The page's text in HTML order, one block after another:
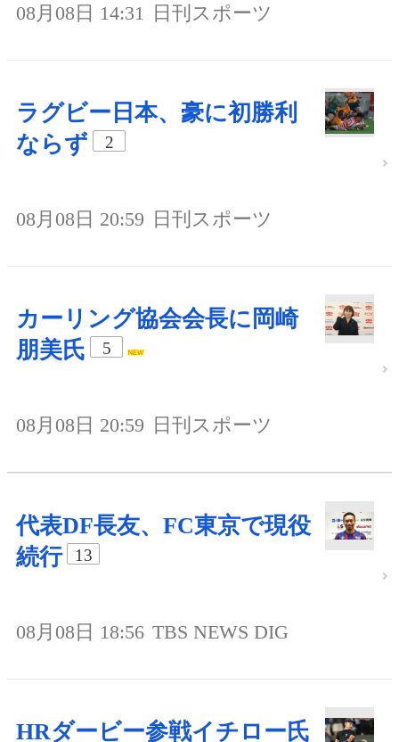
08月08日 14:31 日刊スポーツ
ラグビー日本、豪に初勝利
ならず
2
08月08日 20:59 日刊スポーツ
カーリング協会会長に岡崎
朋美氏
5
08月08日 20:59 日刊スポーツ
代表DF長友、FC東京で現役
続行
13
08月08日 18:56 TBS NEWS DIG
HRダービー参戦イチロー氏